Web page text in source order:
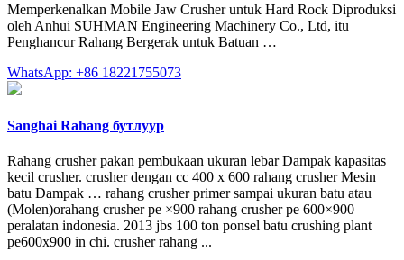
Memperkenalkan Mobile Jaw Crusher untuk Hard Rock Diproduksi
oleh Anhui SUHMAN Engineering Machinery Co., Ltd, itu
Penghancur Rahang Bergerak untuk Batuan …
WhatsApp: +86 18221755073
Sanghai Rahang бутлуур
Rahang crusher pakan pembukaan ukuran lebar Dampak kapasitas
kecil crusher. crusher dengan cc 400 x 600 rahang crusher Mesin
batu Dampak … rahang crusher primer sampai ukuran batu atau
(Molen)orahang crusher pe ×900 rahang crusher pe 600×900
peralatan indonesia. 2013 jbs 100 ton ponsel batu crushing plant
pe600x900 in chi. crusher rahang ...